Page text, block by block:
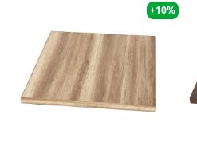
+10%